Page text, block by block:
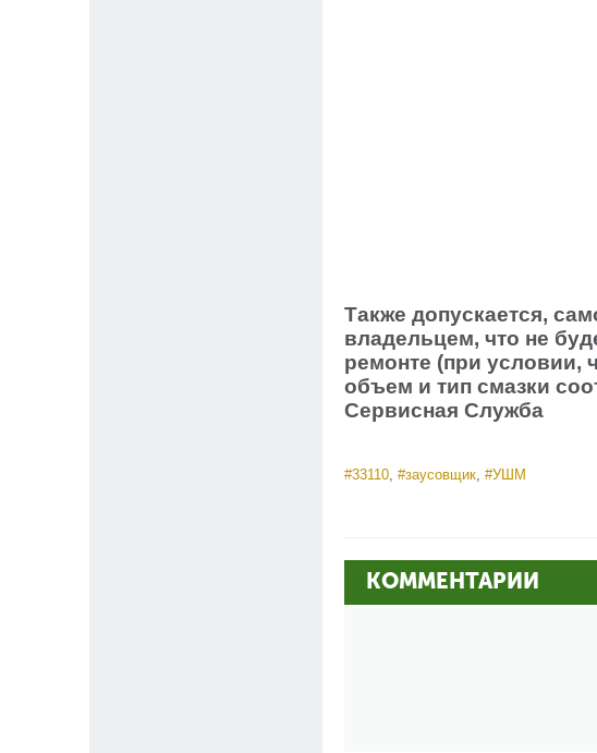
Также допускается,
владельцем, что не
ремонте (при условии,
объем и тип смазки
Сервисная Служба
#33110,#заусовщик,#УШМ
КОММЕНТАРИИ